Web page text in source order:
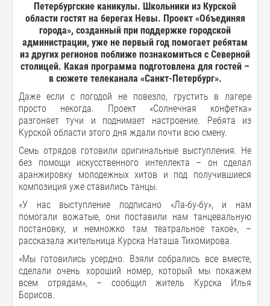
Петербургские каникулы. Школьники из Курской
области гостят на берегах Невы. Проект «Объединяя
города», созданный при поддержке городской
администрации, уже не первый год помогает ребятам
из других регионов поближе познакомиться с Северной
столицей. Какая программа подготовлена для гостей –
в сюжете телеканала «Санкт-Петербург».
Даже если с погодой не повезло, грустить в лагере
просто некогда. Проект «Солнечная конфетка»
разгоняет тучи и поднимает настроение. Ребята из
Курской области этого дня ждали почти всю смену.
Семь отрядов готовили оригинальные выступления. Не
без помощи искусственного интеллекта – он сделал
аранжировку молодежных хитов и под получившиеся
композиция уже ставились танцы.
«У нас выступление подписано «Ла-бу-бу», и нам
помогали вожатые, они поставили нам танцевальную
постановку, и немножко там театральное такое», –
рассказала жительница Курска Наташа Тихомирова.
«Мы готовились усердно. Взяли собрались все вместе,
сделали очень хороший номер, который мы покажем
всем отрядам», – сообщил житель Курска Илья
Борисов.